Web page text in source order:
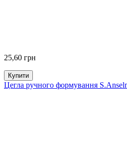
25,60 грн
Купити
Цегла ручного формування